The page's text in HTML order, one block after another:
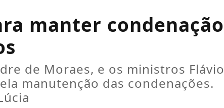
manter condenação
de Moraes, e os ministros Flávio
manutenção das condenações.